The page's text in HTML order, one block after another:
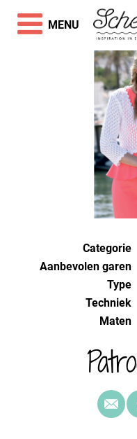
Categorie
Aanbevolen garen
Type
Techniek
Maten
MENU